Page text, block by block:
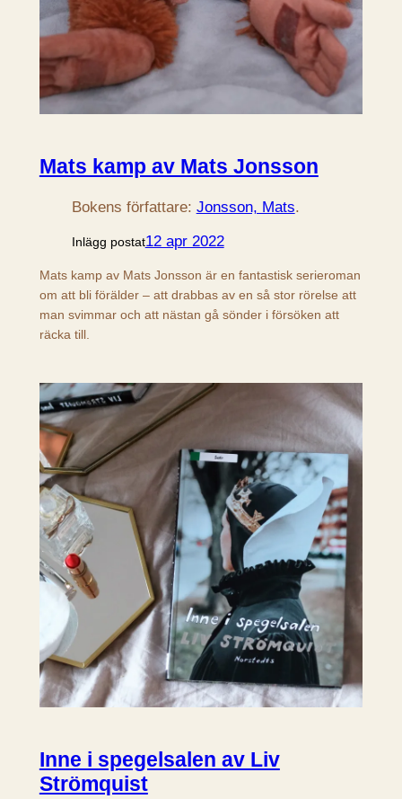
Mats kamp av Mats Jonsson
Bokens författare: Jonsson, Mats.
Inlägg postat12 apr 2022
Mats kamp av Mats Jonsson är en fantastisk serieroman
om att bli förälder – att drabbas av en så stor rörelse att
man svimmar och att nästan gå sönder i försöken att
räcka till.
Inne i spegelsalen av Liv
Strömquist